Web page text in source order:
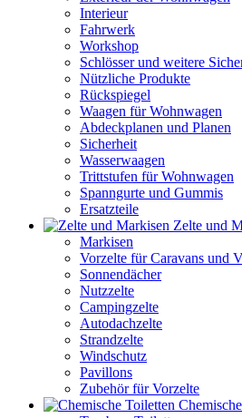
Interieur
Fahrwerk
Workshop
Schlösser und weitere
Nützliche Produkte
Rückspiegel
Waagen für Wohnwagen
Abdeckplanen und Planen
Sicherheit
Wasserwaagen
Trittstufen für Wohnwagen
Spanngurte und Gummis
Ersatzteile
Zelte und
Markisen
Vorzelte für Caravans und
Sonnendächer
Nutzzelte
Campingzelte
Autodachzelte
Strandzelte
Windschutz
Pavillons
Zubehör für Vorzelte